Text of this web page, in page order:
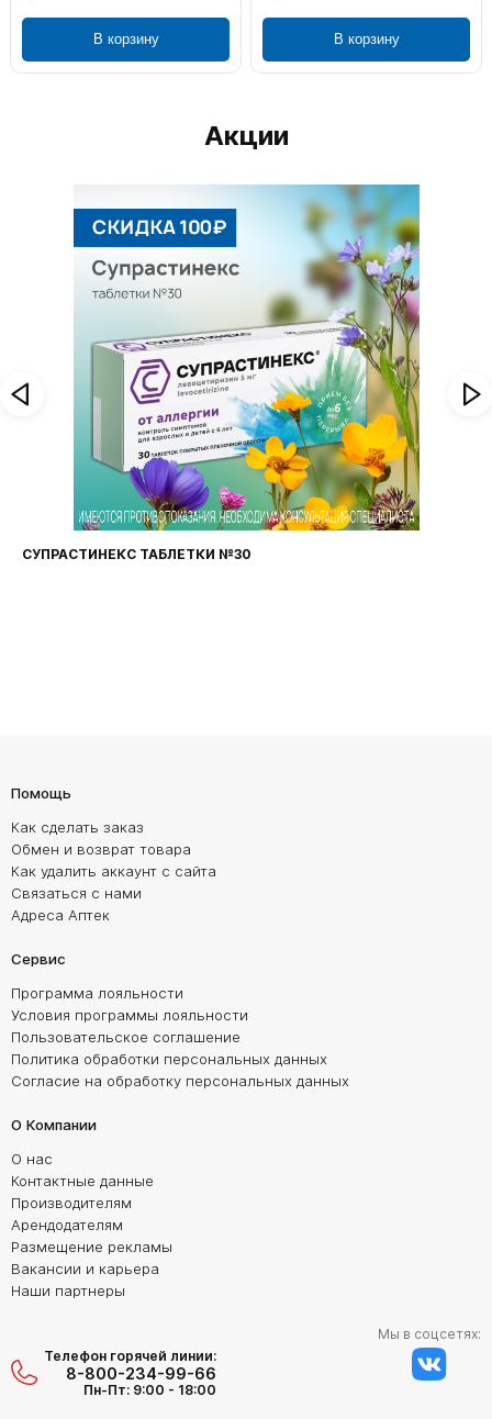
В корзину В корзину
Акции
ФАРИНГОСЕПТ ТАБЛЕТКИ №20
Помощь
Как сделать заказ
Обмен и возврат товара
Как удалить аккаунт с сайта
Связаться с нами
Адреса Аптек
Сервис
Программа лояльности
Условия программы лояльности
Пользовательское соглашение
Политика обработки персональных данных
Согласие на обработку персональных данных
О Компании
О нас
Контактные данные
Производителям
Арендодателям
Размещение рекламы
Вакансии и карьера
Наши партнеры
Телефон горячей линии:
8-800-234-99-66
Пн-Пт: 9:00 - 18:00
Мы в соцсетях: